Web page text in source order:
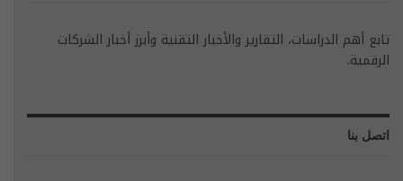
تابع أهم الدراسات، التقارير والأخبار التقنية وأبرز أخبار الشركات
الرقمية.
اتصل بنا